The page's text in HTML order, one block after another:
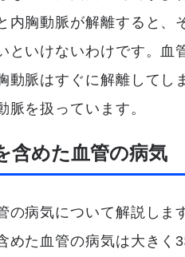
内胸動脈が解離すると、
といけないわけです。血
動脈はすぐに解離してし
脈を扱っています。
含めた血管の病気
の病気について解説しま
めた血管の病気は大きく3